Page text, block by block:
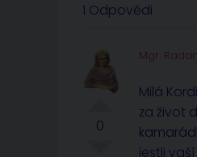
1 Odpovědi
0
Mgr.
Milá
za život
jestli